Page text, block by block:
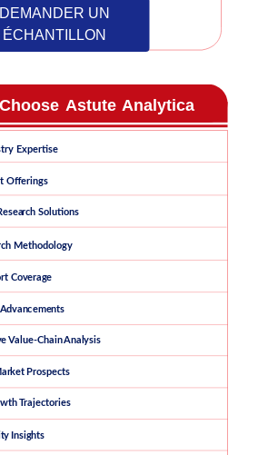
DEMANDER UN
ÉCHANTILLON